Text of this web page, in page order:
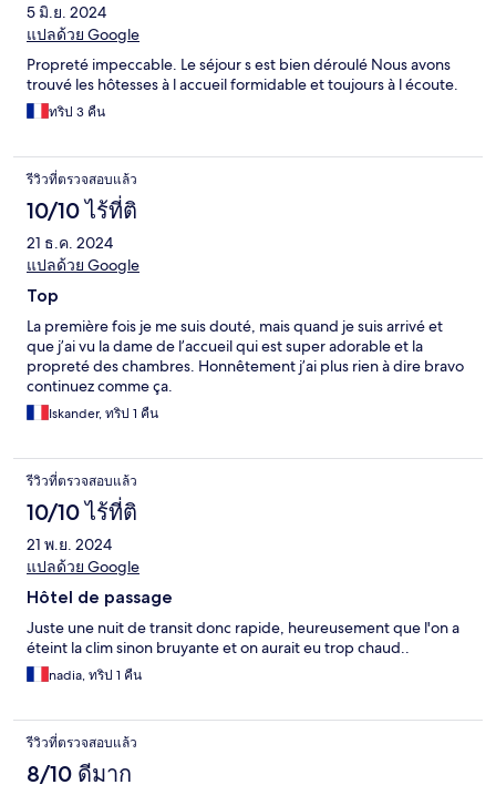
5 มิ.ย. 2024
แปลด้วย Google
Propreté impeccable. Le séjour s est bien déroulé Nous avons
trouvé les hôtesses à l accueil formidable et toujours à l écoute.
ทริป 3 คืน
รีวิวที่ตรวจสอบแล้ว
10/10 ไร้ที่ติ
21 ธ.ค. 2024
แปลด้วย Google
Top
La première fois je me suis douté, mais quand je suis arrivé et
que j’ai vu la dame de l’accueil qui est super adorable et la
propreté des chambres. Honnêtement j’ai plus rien à dire bravo
continuez comme ça.
Iskander, ทริป 1 คืน
รีวิวที่ตรวจสอบแล้ว
10/10 ไร้ที่ติ
21 พ.ย. 2024
แปลด้วย Google
Hôtel de passage
Juste une nuit de transit donc rapide, heureusement que l'on a
éteint la clim sinon bruyante et on aurait eu trop chaud..
nadia, ทริป 1 คืน
รีวิวที่ตรวจสอบแล้ว
8/10 ดีมาก